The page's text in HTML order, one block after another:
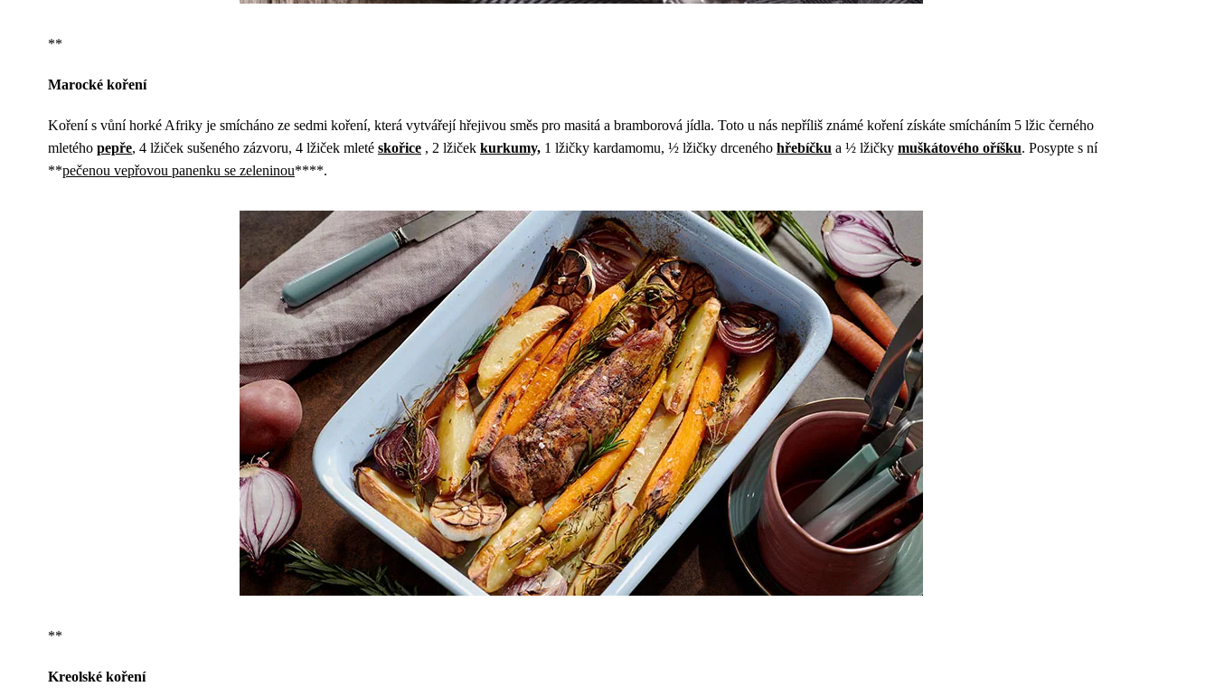
**
Marocké koření
Koření s vůní horké Afriky je smícháno ze sedmi koření, která vytvářejí hřejivou směs pro masitá a bramborová jídla. Toto u nás nepříliš známé koření získáte smícháním 5 lžic černého
mletého pepře, 4 lžiček sušeného zázvoru, 4 lžiček mleté ​​skořice , 2 lžiček kurkumy, 1 lžičky kardamomu, ½ lžičky drceného hřebíčku a ½ lžičky muškátového oříšku. Posypte s ní
**pečenou vepřovou panenku se zeleninou****.
**
Kreolské koření